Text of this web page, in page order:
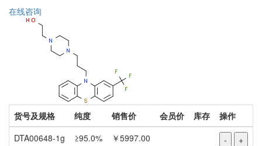
在线咨询
货号及规格 纯度 销售价 会员价 库存
操作
DTA00648-1g
≥95.0% ￥5997.00 - +